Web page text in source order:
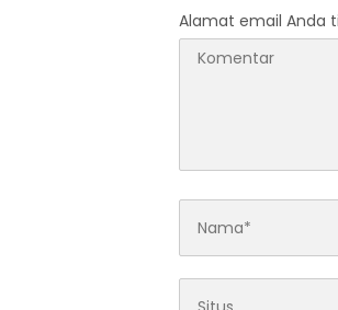
Alamat email Anda